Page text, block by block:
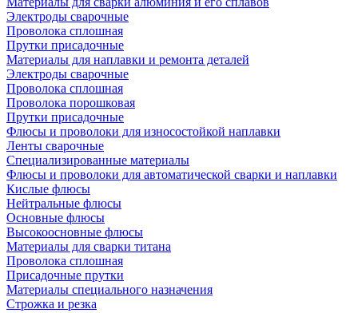
Электроды сварочные
Проволока сплошная
Прутки присадочные
Материалы для наплавки и ремонта деталей
Электроды сварочные
Проволока сплошная
Проволока порошковая
Прутки присадочные
Флюсы и проволоки для износостойкой наплавки
Ленты сварочные
Специализированные материалы
Флюсы и проволоки для автоматической сварки и наплавки
Кислые флюсы
Нейтральные флюсы
Основные флюсы
Высокоосновные флюсы
Материалы для сварки титана
Проволока сплошная
Присадочные прутки
Материалы специального назначения
Строжка и резка